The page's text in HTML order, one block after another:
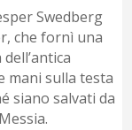
Swedberg
che fornì una
mani sulla testa
siano salvati da